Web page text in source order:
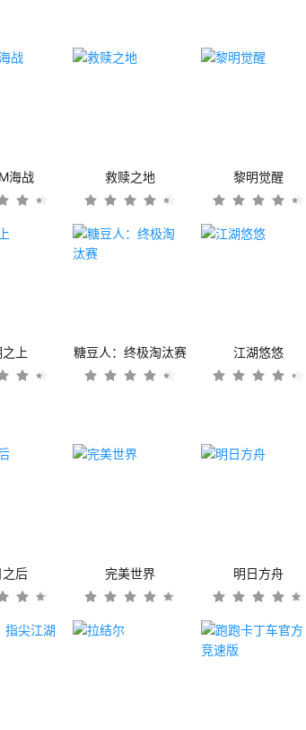
海战 救赎之地 黎明觉醒
上 糖豆人：终极淘汰赛 江湖悠悠
后 完美世界 明日方舟